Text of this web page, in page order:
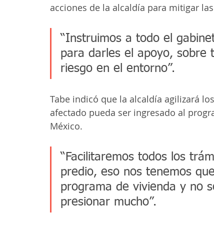
acciones de la alcaldía para mitigar
“Instruimos a todo el
para darles el apoyo, sobre
riesgo en el entorno”.
Tabe indicó que la alcaldía agilizará
afectado pueda ser ingresado al
México.
“Facilitaremos todos los
predio, eso nos tenemos
programa de vivienda y no
presionar mucho”.